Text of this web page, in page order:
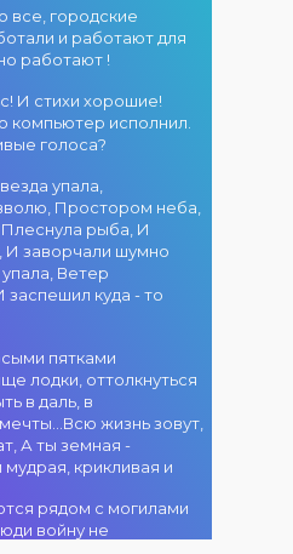
атмосфера!
участием детских
творческих
коллективов
бала»! Вас ждут
яркие
выступления
прекрасные
песни,
зажигательные
танцы и
праздничное
настроение!
областного
акимата
состоится
программа
ансамбля танца
«Карнавал»!
ансамбля —
Шамиль
Фахрутдинов. Вас
ждут зрелищные
хореографические
постановки, яркие
ритмы и
праздничное
настроение!
г. Костанай дом
культуры
В День города —
«MOVE &
DANCE»! 14
августа на
областного
акимата
состоится
праздничная DJ-
программа! Вас
ждут
зажигательные
ритмы, мощная
г. Костанай дом
культуры
Костанай
завоевал Гран-
при
культуры
#REPOST
@kstnews.kz - Во
летия со дня
основания
Костанайской
области подвели
г. Костанай дом
культуры
все, городские
и работают для
работают !
И стихи хорошие!
компьютер исполнил.
голоса?
упала,
Простором неба,
рыба, И
И заворчали шумно
Ветер
заспешил куда - то
пятками
лодки, оттолкнуться
в даль, в
жизнь зовут,
А ты земная -
крикливая и
рядом с могилами
войну не